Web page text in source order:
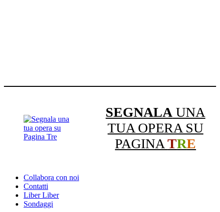
SEGNALA UNA
TUA OPERA SU
PAGINATRE
Collabora con noi
Contatti
Liber Liber
Sondaggi